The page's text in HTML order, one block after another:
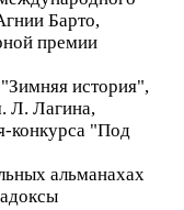
Барто,
премии
история",
Л. Лагина,
конкурса "Под
альманахах